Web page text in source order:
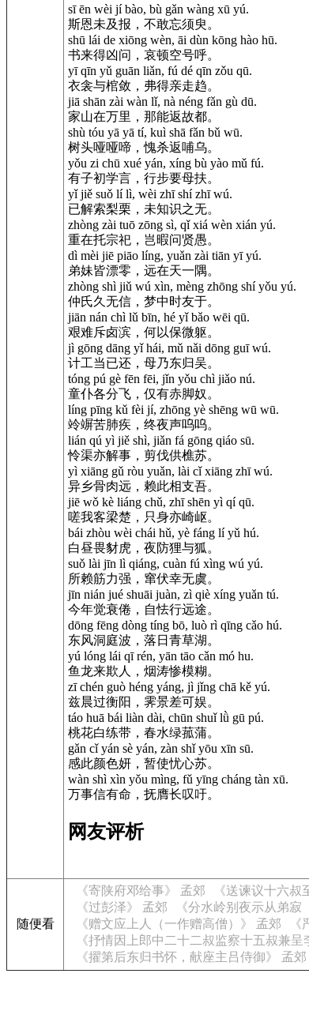
sī ēn wèi jí bào, bù gǎn wàng xū yú.
斯恩未及报，不敢忘须臾。
shū lái de xiōng wèn, āi dùn kōng hào hū.
书来得凶问，哀顿空号呼。
yī qīn yǔ guān liǎn, fú dé qīn zǒu qū.
衣衾与棺敛，弗得亲走趋。
jiā shān zài wàn lǐ, nà néng fǎn gù dū.
家山在万里，那能返故都。
shù tóu yā yā tí, kuì shā fǎn bǔ wū.
树头哑哑啼，愧杀返哺乌。
yǒu zi chū xué yán, xíng bù yào mǔ fú.
有子初学言，行步要母扶。
yǐ jiě suǒ lí lì, wèi zhī shí zhī wú.
已解索梨栗，未知识之无。
zhòng zài tuō zōng sì, qǐ xiá wèn xián yú.
重在托宗祀，岂暇问贤愚。
dì mèi jiē piāo líng, yuǎn zài tiān yī yú.
弟妹皆漂零，远在天一隅。
zhòng shì jiǔ wú xìn, mèng zhōng shí yǒu yú.
仲氏久无信，梦中时友于。
jiān nán chì lǔ bīn, hé yǐ bǎo wēi qū.
艰难斥卤滨，何以保微躯。
jì gōng dāng yǐ hái, mǔ nǎi dōng guī wú.
计工当已还，母乃东归吴。
tóng pú gè fēn fēi, jǐn yǒu chì jiǎo nú.
童仆各分飞，仅有赤脚奴。
líng pīng kǔ fèi jí, zhōng yè shēng wū wū.
竛竮苦肺疾，终夜声呜呜。
lián qú yì jiě shì, jiǎn fá gōng qiáo sū.
怜渠亦解事，剪伐供樵苏。
yì xiāng gǔ ròu yuǎn, lài cǐ xiāng zhī wú.
异乡骨肉远，赖此相支吾。
jiē wǒ kè liáng chǔ, zhī shēn yì qí qū.
嗟我客梁楚，只身亦崎岖。
bái zhòu wèi chái hǔ, yè fáng lí yǔ hú.
白昼畏豺虎，夜防狸与狐。
suǒ lài jīn lì qiáng, cuàn fú xìng wú yú.
所赖筋力强，窜伏幸无虞。
jīn nián jué shuāi juàn, zì qiè xíng yuǎn tú.
今年觉衰倦，自怯行远途。
dōng fēng dòng tíng bō, luò rì qīng cǎo hú.
东风洞庭波，落日青草湖。
yú lóng lái qī rén, yān tāo cǎn mó hu.
鱼龙来欺人，烟涛惨模糊。
zī chén guò héng yáng, jì jǐng chā kě yú.
兹晨过衡阳，霁景差可娱。
táo huā bái liàn dài, chūn shuǐ lǜ gū pú.
桃花白练带，春水绿菰蒲。
gǎn cǐ yán sè yán, zàn shǐ yōu xīn sū.
感此颜色妍，暂使忧心苏。
wàn shì xìn yǒu mìng, fǔ yīng cháng tàn xū.
万事信有命，抚膺长叹吁。
网友评析
随便看
《寄陕府邓给事》 孟郊 《送谏议十六
《过彭泽》 孟郊
《分水岭别夜示从弟
《赠文应上人（一作赠高僧）》 孟郊
《抒情因上郎中二十二叔监察十五叔兼
《擢第后东归书怀，献座主吕侍御》 孟郊